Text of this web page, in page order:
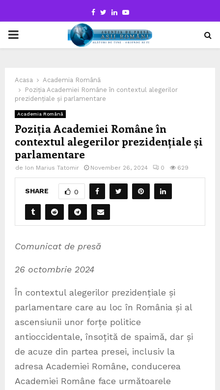
Facebook
TwitterLinkedinYoutube
PRIMARY
Acasa
Academia Română
Poziția Academiei Române în contextul alegerilor
prezidențiale și parlamentare
Academia Română
Poziția Academiei Române în
contextul alegerilor prezidențiale și
parlamentare
de Ion Marius Tatomir November 26, 2024 0 629
SHARE 0
Comunicat de presă
26 octombrie 2024
În contextul alegerilor prezidențiale și
parlamentare care au loc în România și al
ascensiunii unor forțe politice
antioccidentale, însoțită de spaimă, dar și
de acuze din partea presei, inclusiv la
adresa Academiei Române, conducerea
Academiei Române face următoarele